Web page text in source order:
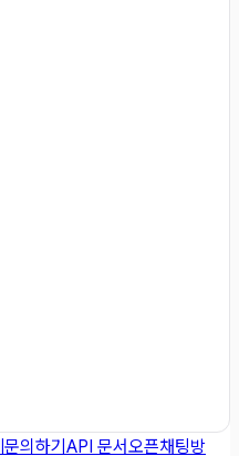
문의하기 API 문서오픈채팅방